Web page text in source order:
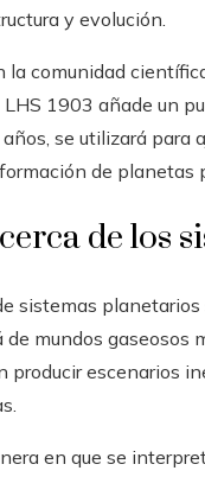
y evolución.
comunidad
1903 añade un
se utilizará para
de planetas
de los
sistemas
mundos gaseosos
escenarios
en que se